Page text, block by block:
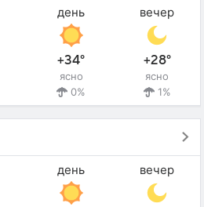
день
+34°
ясно
0%
вечер
+28°
ясно
1%
день вечер